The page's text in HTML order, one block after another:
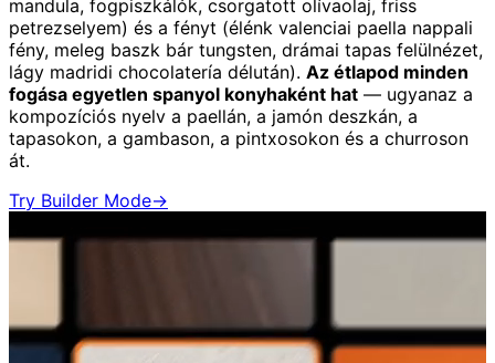
mandula, fogpiszkálók, csorgatott olívaolaj, friss
petrezselyem) és a fényt (élénk valenciai paella nappali
fény, meleg baszk bár tungsten, drámai tapas felülnézet,
lágy madridi chocolatería délután). Az étlapod minden
fogása egyetlen spanyol konyhaként hat — ugyanaz a
kompozíciós nyelv a paellán, a jamón deszkán, a
tapasokon, a gambason, a pintxosokon és a churroson
át.
Try Builder Mode→